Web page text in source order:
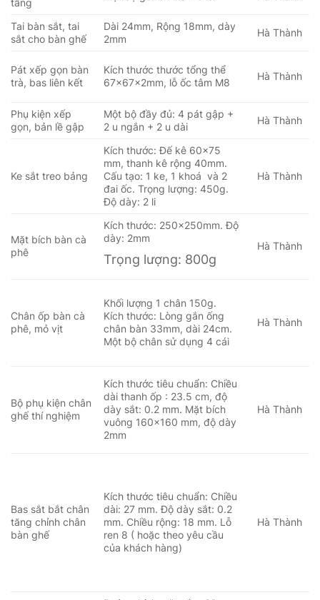
Tai bàn sắt, tai
sắt cho bàn ghế
Dài 24mm, Rộng 18mm, dày
2mm
Hà Thành
Pát xếp gọn bàn
trà, bas liên kết
Kích thước thước tổng thể
67x67x2mm, lỗ ốc tâm M8
Hà Thành
Phụ kiện xếp
gọn, bản lề gập
Một bộ đầy đủ: 4 pát gập +
2 u ngắn + 2 u dài
Hà Thành
Ke sắt treo bảng
Kích thước: Đế kê 60×75
mm, thanh kê rộng 40mm.
Cấu tạo: 1 ke, 1 khoá và 2
đai ốc. Trọng lượng: 450g.
Độ dày: 2 li
Hà Thành
Mặt bích bàn cà
phê
Kích thước: 250x250mm. Độ
dày: 2mm
Trọng lượng: 800g
Hà Thành
Chân ốp bàn cà
phê, mỏ vịt
Khối lượng 1 chân 150g.
Kích thước: Lòng gắn ống
chân bàn 33mm, dài 24cm.
Một bộ chân sử dụng 4 cái
Hà Thành
Bộ phụ kiện chân
ghế thí nghiệm
Kích thước tiêu chuẩn: Chiều
dài thanh ốp : 23.5 cm, độ
dày sắt: 0.2 mm. Mặt bích
vuông 160×160 mm, độ dày
2mm
Hà Thành
Bas sắt bắt chân
tăng chỉnh chân
bàn ghế
Kích thước tiêu chuẩn: Chiều
dài: 27 mm.Độ dày sắt: 0.2
mm. Chiều rộng: 18 mm. Lỗ
ren 8 ( hoặc theo yêu cầu
của khách hàng)
Hà Thành